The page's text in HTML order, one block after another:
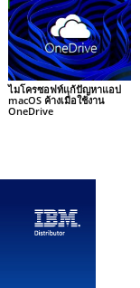
ไมโครซอฟท์แก้ปัญหาแอป
macOS ค้างเมื่อใช้งาน
OneDrive